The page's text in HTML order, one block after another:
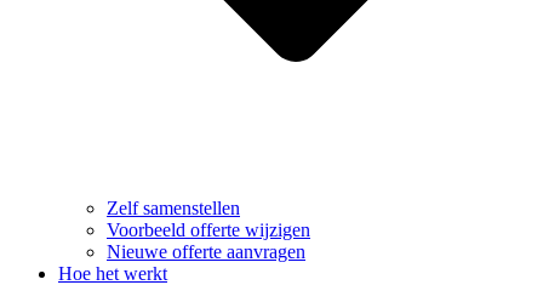
Zelf samenstellen
Voorbeeld offerte wijzigen
Nieuwe offerte aanvragen
Hoe het werkt